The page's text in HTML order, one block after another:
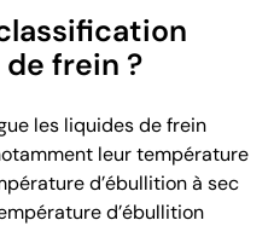
de frein ?
les liquides de frein
leur température
d’ébullition à sec
d’ébullition